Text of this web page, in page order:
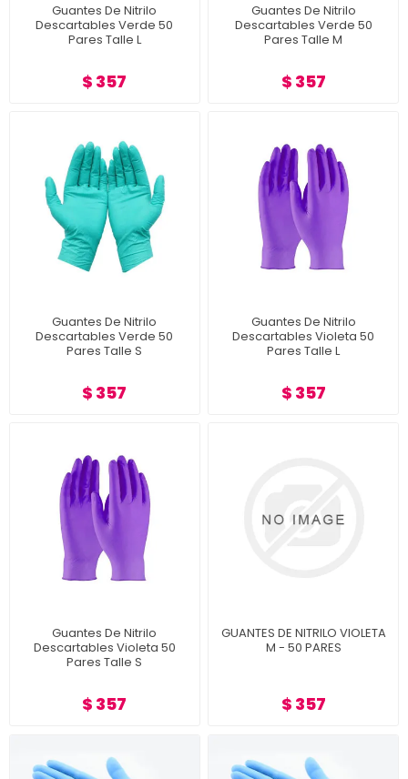
Guantes De Nitrilo
Descartables Verde 50
Pares Talle L
$ 357
Guantes De Nitrilo
Descartables Verde 50
Pares Talle M
$ 357
Guantes De Nitrilo
Descartables Verde 50
Pares Talle S
$ 357
Guantes De Nitrilo
Descartables Violeta 50
Pares Talle L
$ 357
Guantes De Nitrilo
Descartables Violeta 50
Pares Talle S
$ 357
GUANTES DE NITRILO VIOLETA
M - 50 PARES
$ 357